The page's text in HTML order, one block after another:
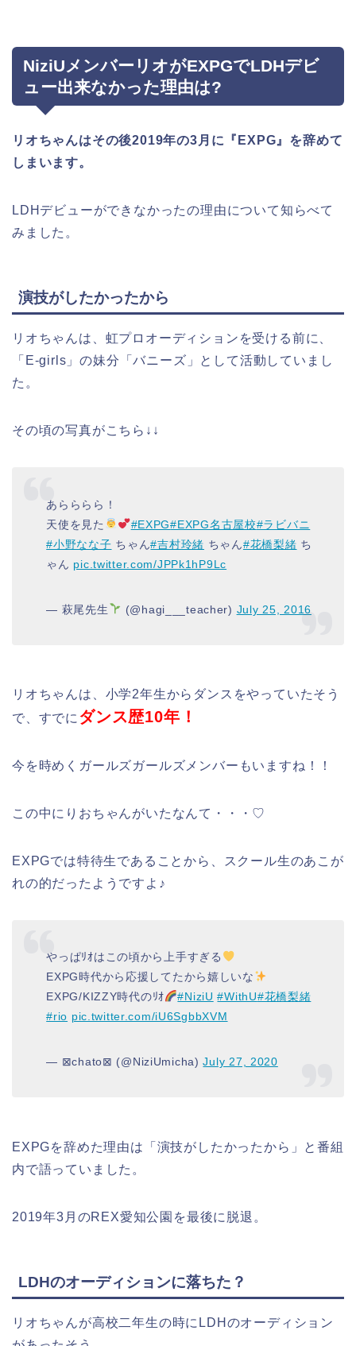
NiziUメンバーリオがEXPGでLDHデビ
ュー出来なかった理由は?
リオちゃんはその後2019年の3月に『EXPG』を辞めて
しまいます。
LDHデビューができなかったの理由について知らべて
みました。
演技がしたかったから
リオちゃんは、虹プロオーディションを受ける前に、
「E-girls」の妹分「バニーズ」として活動していまし
た。
その頃の写真がこちら↓↓
あらららら！
天使を見た
#EXPG#EXPG名古屋校#ラビバニ
#小野なな子 ちゃん#吉村玲緒 ちゃん#花橋梨緒 ち
ゃん pic.twitter.com/JPPk1hP9Lc
— 萩尾先生 (@hagi___teacher) July 25, 2016
リオちゃんは、小学2年生からダンスをやっていたそう
で、すでに ダンス歴10年！
今を時めくガールズガールズメンバーもいますね！！
この中にりおちゃんがいたなんて・・・♡
EXPGでは特待生であることから、スクール生のあこが
れの的だったようですよ♪
やっぱﾘｵはこの頃から上手すぎる
EXPG時代から応援してたから嬉しいな
EXPG/KIZZY時代のﾘｵ
#NiziU #WithU#花橋梨緒
#rio pic.twitter.com/iU6SgbbXVM
— ⊠chato⊠ (@NiziUmicha)July 27, 2020
EXPGを辞めた理由は「演技がしたかったから」と番組
内で語っていました。
2019年3月のREX愛知公園を最後に脱退。
LDHのオーディションに落ちた？
リオちゃんが高校二年生の時にLDHのオーディション